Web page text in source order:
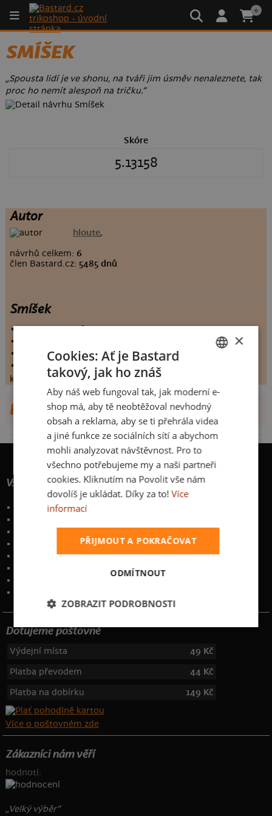
0
SMÍŠEK
„Spousta lidí je ve shonu, na tváři jim úsměv nenaleznete, tak
proc ho nemít alespoň na tričku.“
Skóre
5.13158
Autor
hloute,
návrhů celkem:6
člen Bastard.cz: 5485 dnů
Smíšek
vystaveno:12.8.2011
komentářů:5.13158
koupilo by:
4 lidí
konečné hodnocení:5.13158
DALŠÍ NÁVRHY OD HLOUTE
Vše o nákupu
Poštovné a způsoby doručení
Zakázkový potisk textilu
Obchodní podmínky
Ochrana osobních údajů
Dotujeme poštovné
Výdejní místa
49 Kč
Platba převodem
44 Kč
Platba na dobírku
149 Kč
Více o poštovném zde
Zákazníci nám věří
hodnotí:
„Velký výběr“
SLOVAK
×
Cookies: Ať je Bastard
takový, jak ho znáš
Aby náš web fungoval tak, jak moderní e-
shop má, aby tě neobtěžoval nevhodný
obsah a reklama, aby se ti přehrála videa
a jiné funkce ze sociálních sítí a abychom
mohli analyzovat návštěvnost. Pro to
všechno potřebujeme my a naši partneři
cookies. Kliknutím na Povolit vše nám
dovolíš je ukládat. Díky za to! Více
informací
PŘIJMOUT A POKRAČOVAT
ODMÍTNOUT
ZOBRAZIT PODROBNOSTI